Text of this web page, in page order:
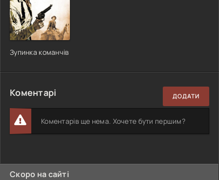
Зупинка команчів
Коментарі ДОДАТИ
Коментарів ще нема. Хочете бути першим?
Скоро на сайті